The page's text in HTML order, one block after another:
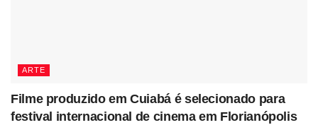
ARTE
Filme produzido em Cuiabá é selecionado para
festival internacional de cinema em Florianópolis